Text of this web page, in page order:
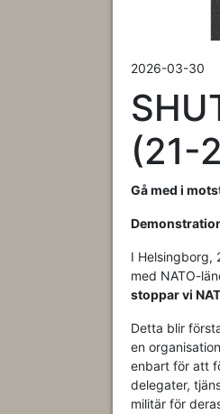
2026-03-30
(21-
Gå med i
I Helsingborg,
med NATO-
stoppar vi
Detta blir
en
enbart för att
delegater,
militär för